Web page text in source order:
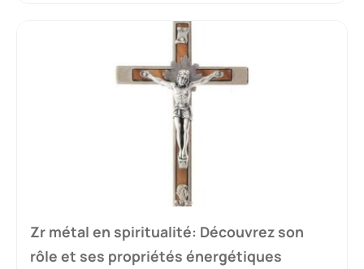
Zr métal en spiritualité: Découvrez son
rôle et ses propriétés énergétiques